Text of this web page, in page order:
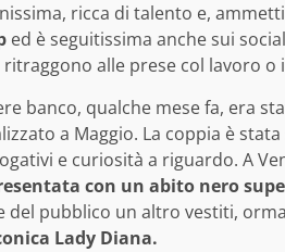
ricca di talento e,
ed è seguitissima anche sui
ritraggono alle prese col lavoro o
banco, qualche mese fa, era
a Maggio. La coppia è
e curiosità a riguardo. A
con un abito nero
del pubblico un altro vestiti,
Lady Diana.